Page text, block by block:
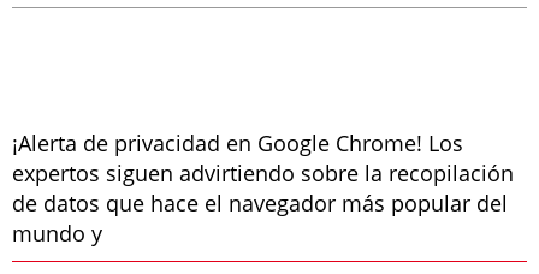
¡Alerta de privacidad en Google Chrome! Los
expertos siguen advirtiendo sobre la recopilación
de datos que hace el navegador más popular del
mundo y